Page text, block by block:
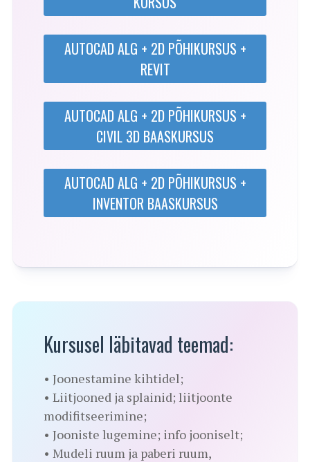
AUTOCAD ALG + 2D PÕHIKURSUS +
REVIT
AUTOCAD ALG + 2D PÕHIKURSUS +
CIVIL 3D BAASKURSUS
AUTOCAD ALG + 2D PÕHIKURSUS +
INVENTOR BAASKURSUS
Kursusel läbitavad teemad:
• Joonestamine kihtidel;
• Liitjooned ja splainid; liitjoonte
modifitseerimine;
• Jooniste lugemine; info jooniselt;
• Mudeli ruum ja paberi ruum,